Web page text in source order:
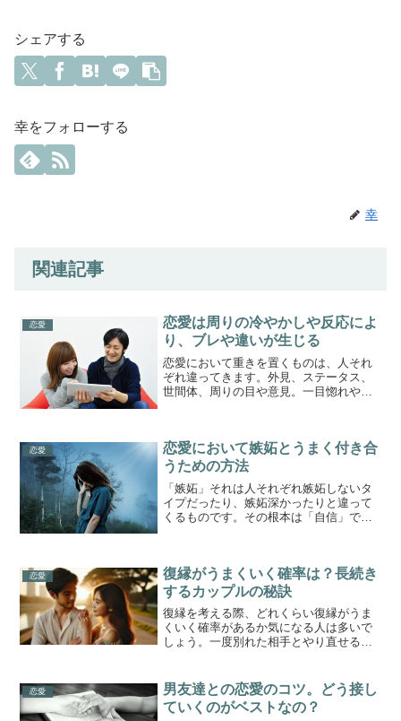
シェアする
幸をフォローする
幸
関連記事
恋愛
恋愛は周りの冷やかしや反応によ
り、ブレや違いが生じる
恋愛において重きを置くものは、人それ
ぞれ違ってきます。外見、ステータス、
世間体、周りの目や意見。一目惚れや、
係ない！と思う人もいる事...
恋愛
恋愛において嫉妬とうまく付き合
うための方法
「嫉妬」それは人それぞれ嫉妬しないタ
イプだったり、嫉妬深かったりと違って
くるものです。その根本は「自信」では
恋人の異性の友達、過去の...
恋愛
復縁がうまくいく確率は？長続き
するカップルの秘訣
復縁を考える際、どれくらい復縁がうま
くいく確率があるか気になる人は多いで
しょう。一度別れた相手とやり直せる可
適切なタイミングを見極めることが重要
です。例えば、友達からの...
恋愛
男友達との恋愛のコツ。どう接し
ていくのがベストなの？